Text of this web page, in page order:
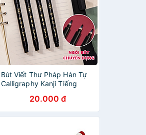
Bút Viết Thư Pháp Hán Tự
Calligraphy Kanji Tiếng
Nhiều Kích Cỡ Deli - Brush
Pen Phù Hợp Luyện Chữ
Nét Trang Trí Sổ Có Thể
20.000 đ